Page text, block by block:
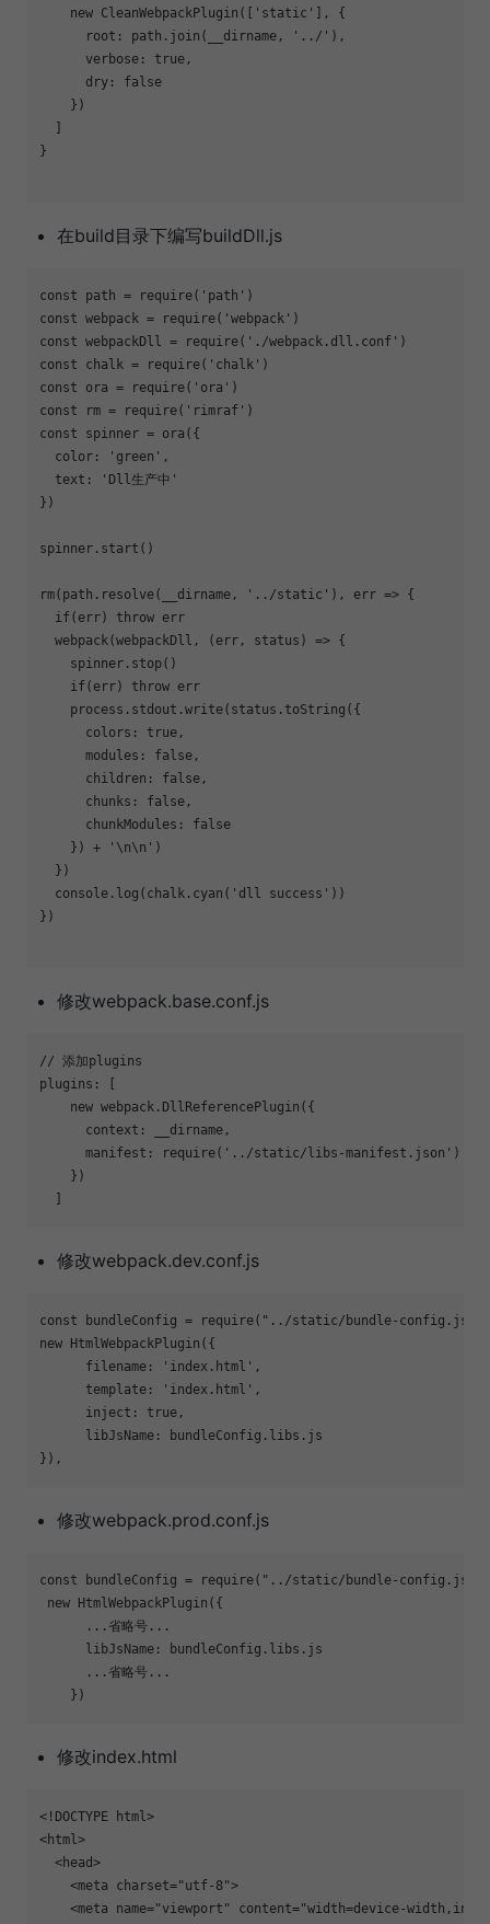
    new CleanWebpackPlugin([
'static' ], {
      root: path.join(__dirname,
'../' ),
      verbose:
true ,
      dry:
false
    })
  ]
}
在build目录下编写buildDll.js
const path = require( 'path' )
const webpack = require( 'webpack' )
const webpackDll = require( './webpack.dll.conf' )
const chalk = require( 'chalk' )
const ora = require( 'ora' )
const rm = require( 'rimraf' )
const spinner = ora({
  color:
'green' ,
  text:
'Dll生产中'
})
spinner.start()
rm(path.resolve(__dirname, '../static' ), err => {
if (err) throw err
  webpack(webpackDll, (err, status) => {
    spinner.stop()
if (err) throw err
    process.stdout.write(status.toString({
      colors:
true ,
      modules:
false ,
      children:
false ,
      chunks:
false ,
      chunkModules:
false
    }) +
'\n\n' )
  })
  console.log(chalk.cyan(
'dll success' ))
})
修改webpack.base.conf.js
// 添加plugins
plugins: [
    new webpack.DllReferencePlugin({
      context: __dirname,
      manifest: require(
'../static/libs-manifest.json' )
    })
修改webpack.dev.conf.js
const bundleConfig = require( "../static/bundle-config.json"
new HtmlWebpackPlugin({
      filename:
'index.html' ,
      template:
'index.html' ,
      inject:
true ,
      libJsName: bundleConfig.libs.js
修改webpack.prod.conf.js
const bundleConfig = require( "../static/bundle-config.json"
new HtmlWebpackPlugin({
      ...省略号...
      libJsName: bundleConfig.libs.js
      ...省略号...
修改index.html
<!DOCTYPE html>
<html>
  <head>
    <meta charset=
"utf-8">
    <meta name=
"viewport" content="width=device-